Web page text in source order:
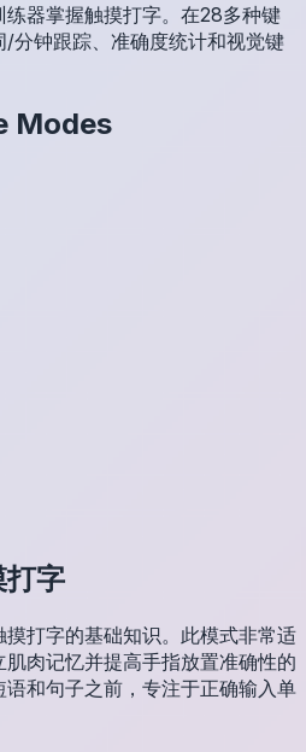
器掌握触摸打字。在28多种键
分钟跟踪、准确度统计和视觉键
Modes
打字
打字的基础知识。此模式非常适
肉记忆并提高手指放置准确性的
和句子之前，专注于正确输入单